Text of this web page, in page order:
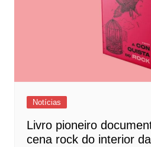
Notícias
Livro pioneiro
cena rock do interior